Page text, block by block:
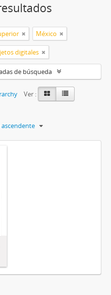
México
digitales
de búsqueda
Ver :